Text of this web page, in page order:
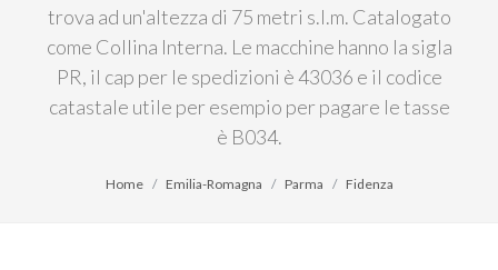
trova ad un'altezza di 75 metri s.l.m. Catalogato
come Collina Interna. Le macchine hanno la sigla
PR, il cap per le spedizioni è 43036 e il codice
catastale utile per esempio per pagare le tasse
è B034.
Home Emilia-Romagna Parma Fidenza